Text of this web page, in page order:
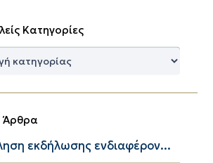
Κατηγορίες
Άρθρα
εκδήλωσης ενδιαφέρον...